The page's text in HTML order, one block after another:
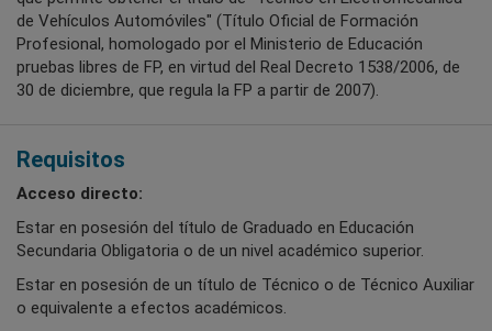
de Vehículos Automóviles" (Título Oficial de Formación
Profesional, homologado por el Ministerio de Educación
pruebas libres de FP, en virtud del Real Decreto 1538/2006, de
30 de diciembre, que regula la FP a partir de 2007).
Requisitos
Acceso directo:
Estar en posesión del título de Graduado en Educación
Secundaria Obligatoria o de un nivel académico superior.
Estar en posesión de un título de Técnico o de Técnico Auxiliar
o equivalente a efectos académicos.